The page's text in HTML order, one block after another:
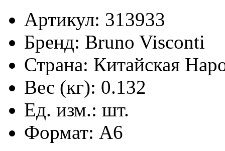
Артикул: 313933
Бренд: Bruno Visconti
Страна: Китайская
Вес (кг): 0.132
Ед. изм.: шт.
Формат: А6